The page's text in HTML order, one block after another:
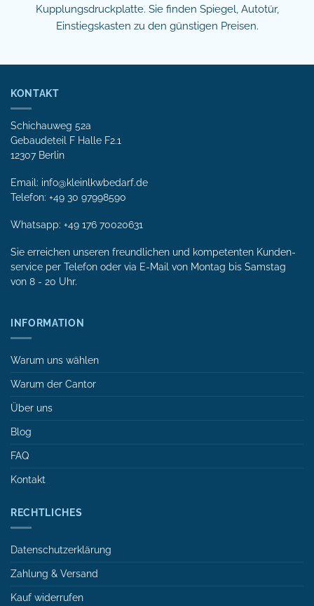
Kupplungsdruckplatte. Sie finden Spiegel, Autotür,
Einstiegskasten zu den günstigen Preisen.
KONTAKT
Schichauweg 52a
Gebaudeteil F Halle F2.1
12307 Berlin
Email: info@kleinlkwbedarf.de
Telefon: +49 30 97998590
Whatsapp: +49 176 70020631
Sie erreichen unseren freundlichen und kompetenten Kunden­
service per Tele­fon oder via E-Mail von Mon­tag bis Samstag
von 8 - 20 Uhr.
INFORMATION
Warum uns wählen
Warum der Cantor
Über uns
Blog
FAQ
Kontakt
RECHTLICHES
Datenschutzerklärung
Zahlung & Versand
Kauf widerrufen